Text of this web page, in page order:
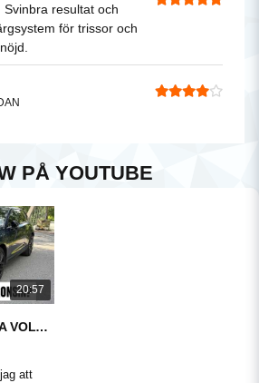
resultat och
för trissor och
material
produkter Snabbt
PÅ YOUTUBE
20:57
PROVKÖR HELT NYA VOLVO EX60!
att